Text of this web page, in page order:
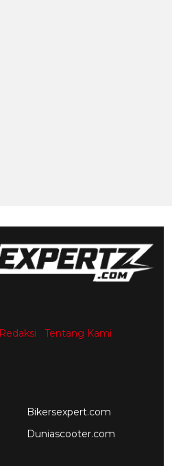
Redaksi
Tentang Kami
Bikersexpert.com
Duniascooter.com